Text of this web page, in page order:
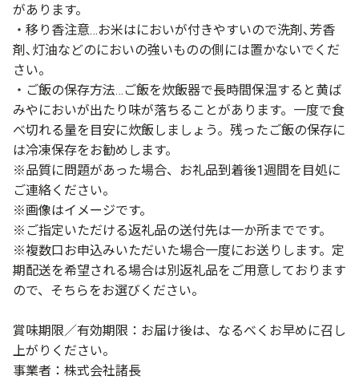
があります。
・移り香注意…お米はにおいが付きやすいので洗剤､芳香
剤､灯油などのにおいの強いものの側には置かないでくだ
さい。
・ご飯の保存方法…ご飯を炊飯器で長時間保温すると黄ば
みやにおいが出たり味が落ちることがあります。一度で食
べ切れる量を目安に炊飯しましょう。残ったご飯の保存に
は冷凍保存をお勧めします。
※品質に問題があった場合、お礼品到着後1週間を目処に
ご連絡ください。
※画像はイメージです。
※ご指定いただける返礼品の送付先は一か所までです。
※複数口お申込みいただいた場合一度にお送りします。定
期配送を希望される場合は別返礼品をご用意しております
ので、そちらをお選びください。
賞味期限／有効期限：お届け後は、なるべくお早めに召し
上がりください。
事業者：株式会社諸長